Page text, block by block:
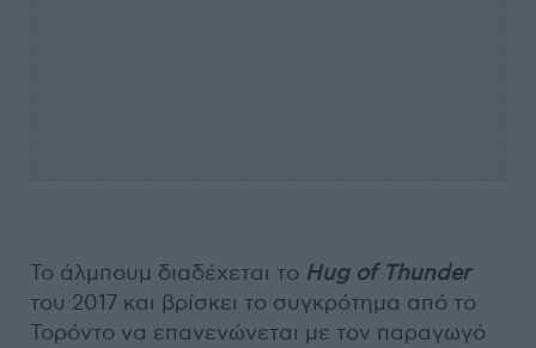
Το άλμπουμ διαδέχεται το Hug of Thunder
του 2017 και βρίσκει το συγκρότημα από το
Τορόντο να επανενώνεται με τον παραγωγό